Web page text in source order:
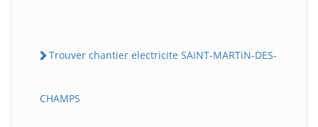
Trouver chantier electricite SAiNT-MARTiN-DES-
CHAMPS